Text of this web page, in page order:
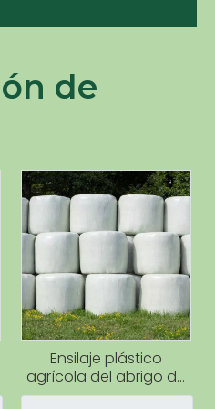
de
Ensilaje plástico
agrícola del abrigo de
la bala de la película